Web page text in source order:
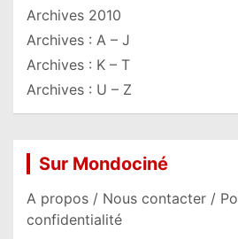
Archives 2010
Archives : A – J
Archives : K – T
Archives : U – Z
Sur Mondociné
A propos / Nous contacter /
confidentialité